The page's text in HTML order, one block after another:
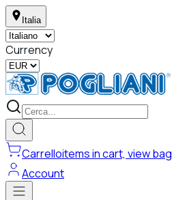
Italia
Currency
Carrelloitems in cart, view bag
Account